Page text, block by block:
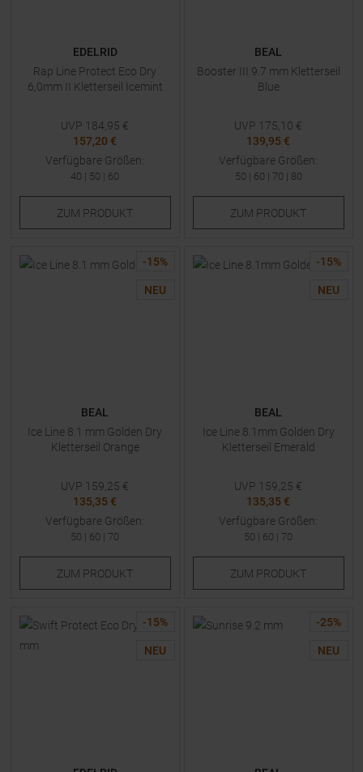
EDELRID
Rap Line Protect Eco Dry
6,0mm II Kletterseil Icemint
UVP 184,95 €
157,20 €
Verfügbare Größen:
40 | 50 | 60
ZUM PRODUKT
BEAL
Booster III 9.7 mm Kletterseil
Blue
UVP 175,10 €
139,95 €
Verfügbare Größen:
50 | 60 | 70 | 80
ZUM PRODUKT
-15%
NEU
BEAL
Ice Line 8.1 mm Golden Dry
Kletterseil Orange
UVP 159,25 €
135,35 €
Verfügbare Größen:
50 | 60 | 70
ZUM PRODUKT
-15%
NEU
BEAL
Ice Line 8.1mm Golden Dry
Kletterseil Emerald
UVP 159,25 €
135,35 €
Verfügbare Größen:
50 | 60 | 70
ZUM PRODUKT
-15%
NEU
-25%
NEU